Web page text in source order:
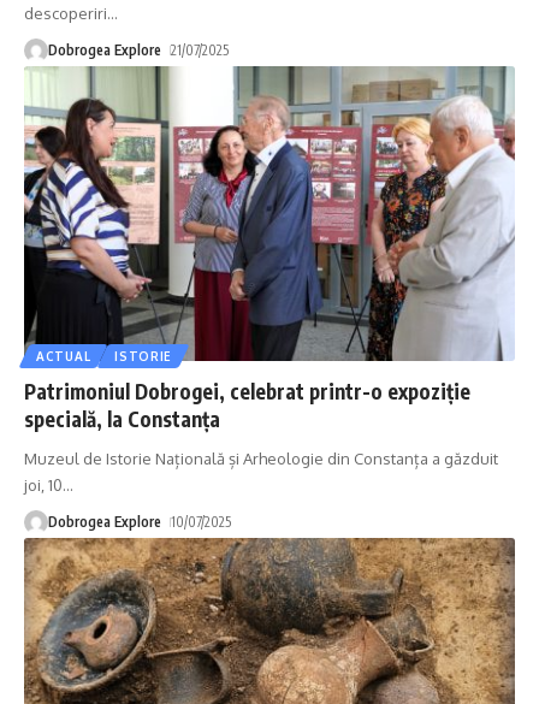
descoperiri…
Dobrogea Explore 21/07/2025
ACTUAL ISTORIE
Patrimoniul Dobrogei, celebrat printr-o expoziție
specială, la Constanța
Muzeul de Istorie Națională și Arheologie din Constanța a găzduit
joi, 10…
Dobrogea Explore 10/07/2025